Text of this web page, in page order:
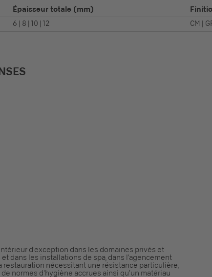
Épaisseur totale (mm)
6 | 8 | 10 | 12 CM |
d'exception dans les domaines privés et
dans les installations de spa, dans l’agencement
restauration nécessitant une résistance particulière,
normes d'hygiène accrues ainsi qu’un matériau